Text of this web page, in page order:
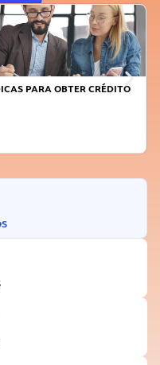
PARA OBTER CRÉDITO